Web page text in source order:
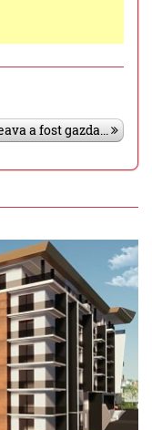
a fost gazda...